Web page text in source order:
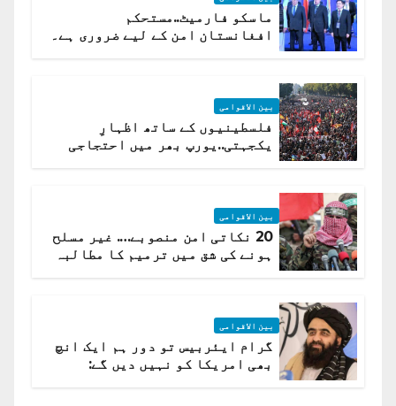
ماسکو فارمیٹ..مستحکم
افغانستان امن کے لیے ضروری ہے۔
بین الاقوامی
فلسطینیوں کے ساتھ اظہارِ
یکجہتی..یورپ بھر میں احتجاجی
بین الاقوامی
20 نکاتی امن منصوبے…. غیر مسلح
ہونے کی شق میں ترمیم کا مطالبہ
بین الاقوامی
گرام ایئربیس تو دور ہم ایک انچ
بھی امریکا کو نہیں دیں گے: